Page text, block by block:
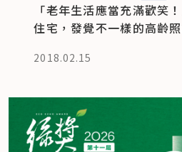
「老年生活應當充滿歡笑
住宅，發覺不一樣的高齡
2018.02.15